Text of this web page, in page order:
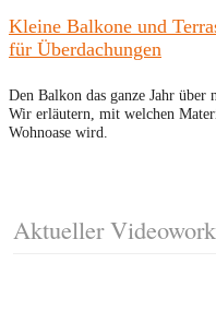
Kleine Balkone und
für Überdachungen
Den Balkon das ganze Jahr über
Wir erläutern, mit welchen
Wohnoase wird.
Aktueller